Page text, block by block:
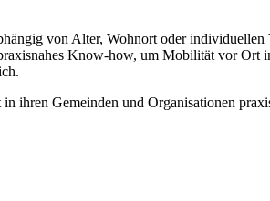
von Alter, Wohnort oder
Know-how, um Mobilität vor Ort
ihren Gemeinden und Organisationen